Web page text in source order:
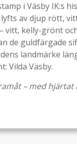
i Väsby IK:s
av djup rött,
vitt, kelly-grönt
de guldfärgade
landmärke
Vilda Väsby.
– med